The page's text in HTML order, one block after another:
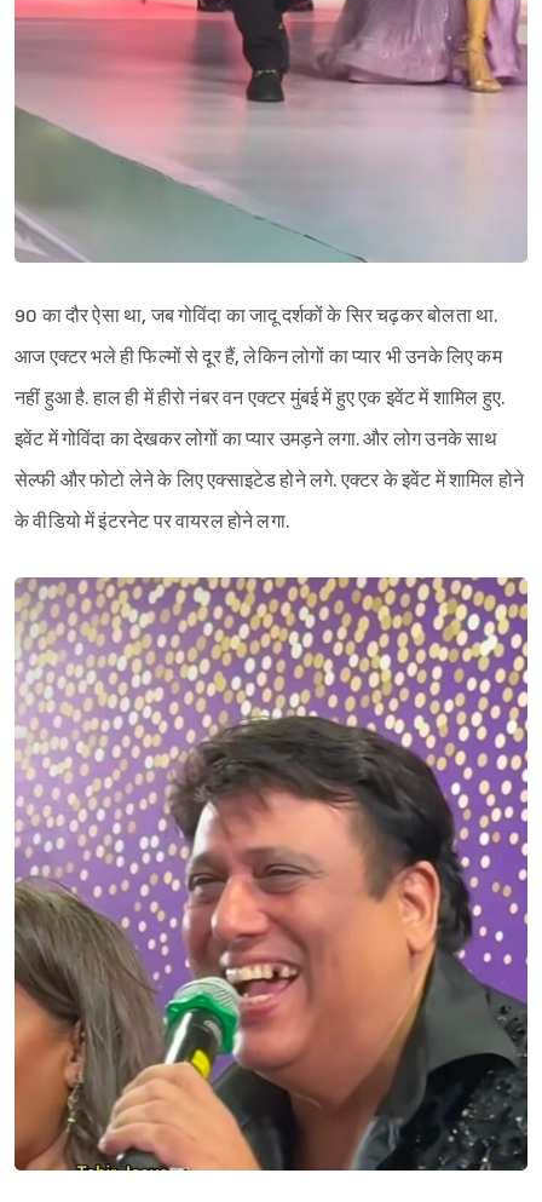
90 का दौर ऐसा था, जब गोविंदा का जादू दर्शकों के सिर चढ़कर बोलता था.
आज एक्टर भले ही फिल्मों से दूर हैं, लेकिन लोगों का प्यार भी उनके लिए कम
नहीं हुआ है. हाल ही में हीरो नंबर वन एक्टर मुंबई में हुए एक इवेंट में शामिल हुए.
इवेंट में गोविंदा का देखकर लोगों का प्यार उमड़ने लगा. और लोग उनके साथ
सेल्फी और फोटो लेने के लिए एक्साइटेड होने लगे. एक्टर के इवेंट में शामिल होने
के वीडियो में इंटरनेट पर वायरल होने लगा.